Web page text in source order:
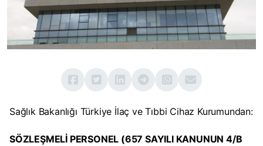
Sağlık Bakanlığı Türkiye İlaç ve Tıbbi Cihaz Kurumundan:
SÖZLEŞMELİ PERSONEL (657 SAYILI KANUNUN 4/B